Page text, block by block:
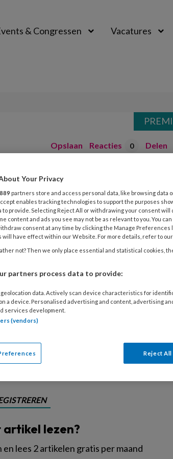
& Congressen Vacatures
Opslaan Reacties 0 Delen
gaan klieren en continu met
medewerker maar de
blijf zitten, houd daarmee op.’
zegt Yoran Blom (30),
in Schiedam. Hij heeft samen
het initiatief Tjonge jonge Jongens
collega’s de mogelijkheid bieden
lezen?
lees 2 artikelen gratis per maand
Your Privacy
889 partners store and access personal data, like browsing data
enables tracking technologies to support the purposes
to provide. Selecting Reject All or withdrawing your consent will
content and ads you see may not be as relevant to you. You
consent at any time by clicking the Manage Preferences
will have effect within our Website. For more details, refer to our
not? Then we only place essential and statistical cookies,
partners process data to provide:
data. Actively scan device characteristics for
a device. Personalised advertising and content, advertising
services development.
(vendors)
Reject All